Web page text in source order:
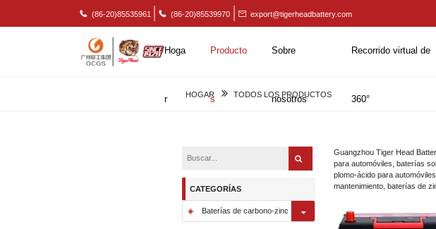
(86-20)85535961 (86-20)85539970 export@tigerheadbattery.com
Hoga
r
Producto
s
Sobre
nosotros
Recorrido virtual de
360°
HOGAR TODOS LOS PRODUCTOS
Guangzhou Tiger Head
para automóviles, baterías
plomo-ácido para
mantenimiento, baterías de
CATEGORÍAS
Baterías de carbono-zinc